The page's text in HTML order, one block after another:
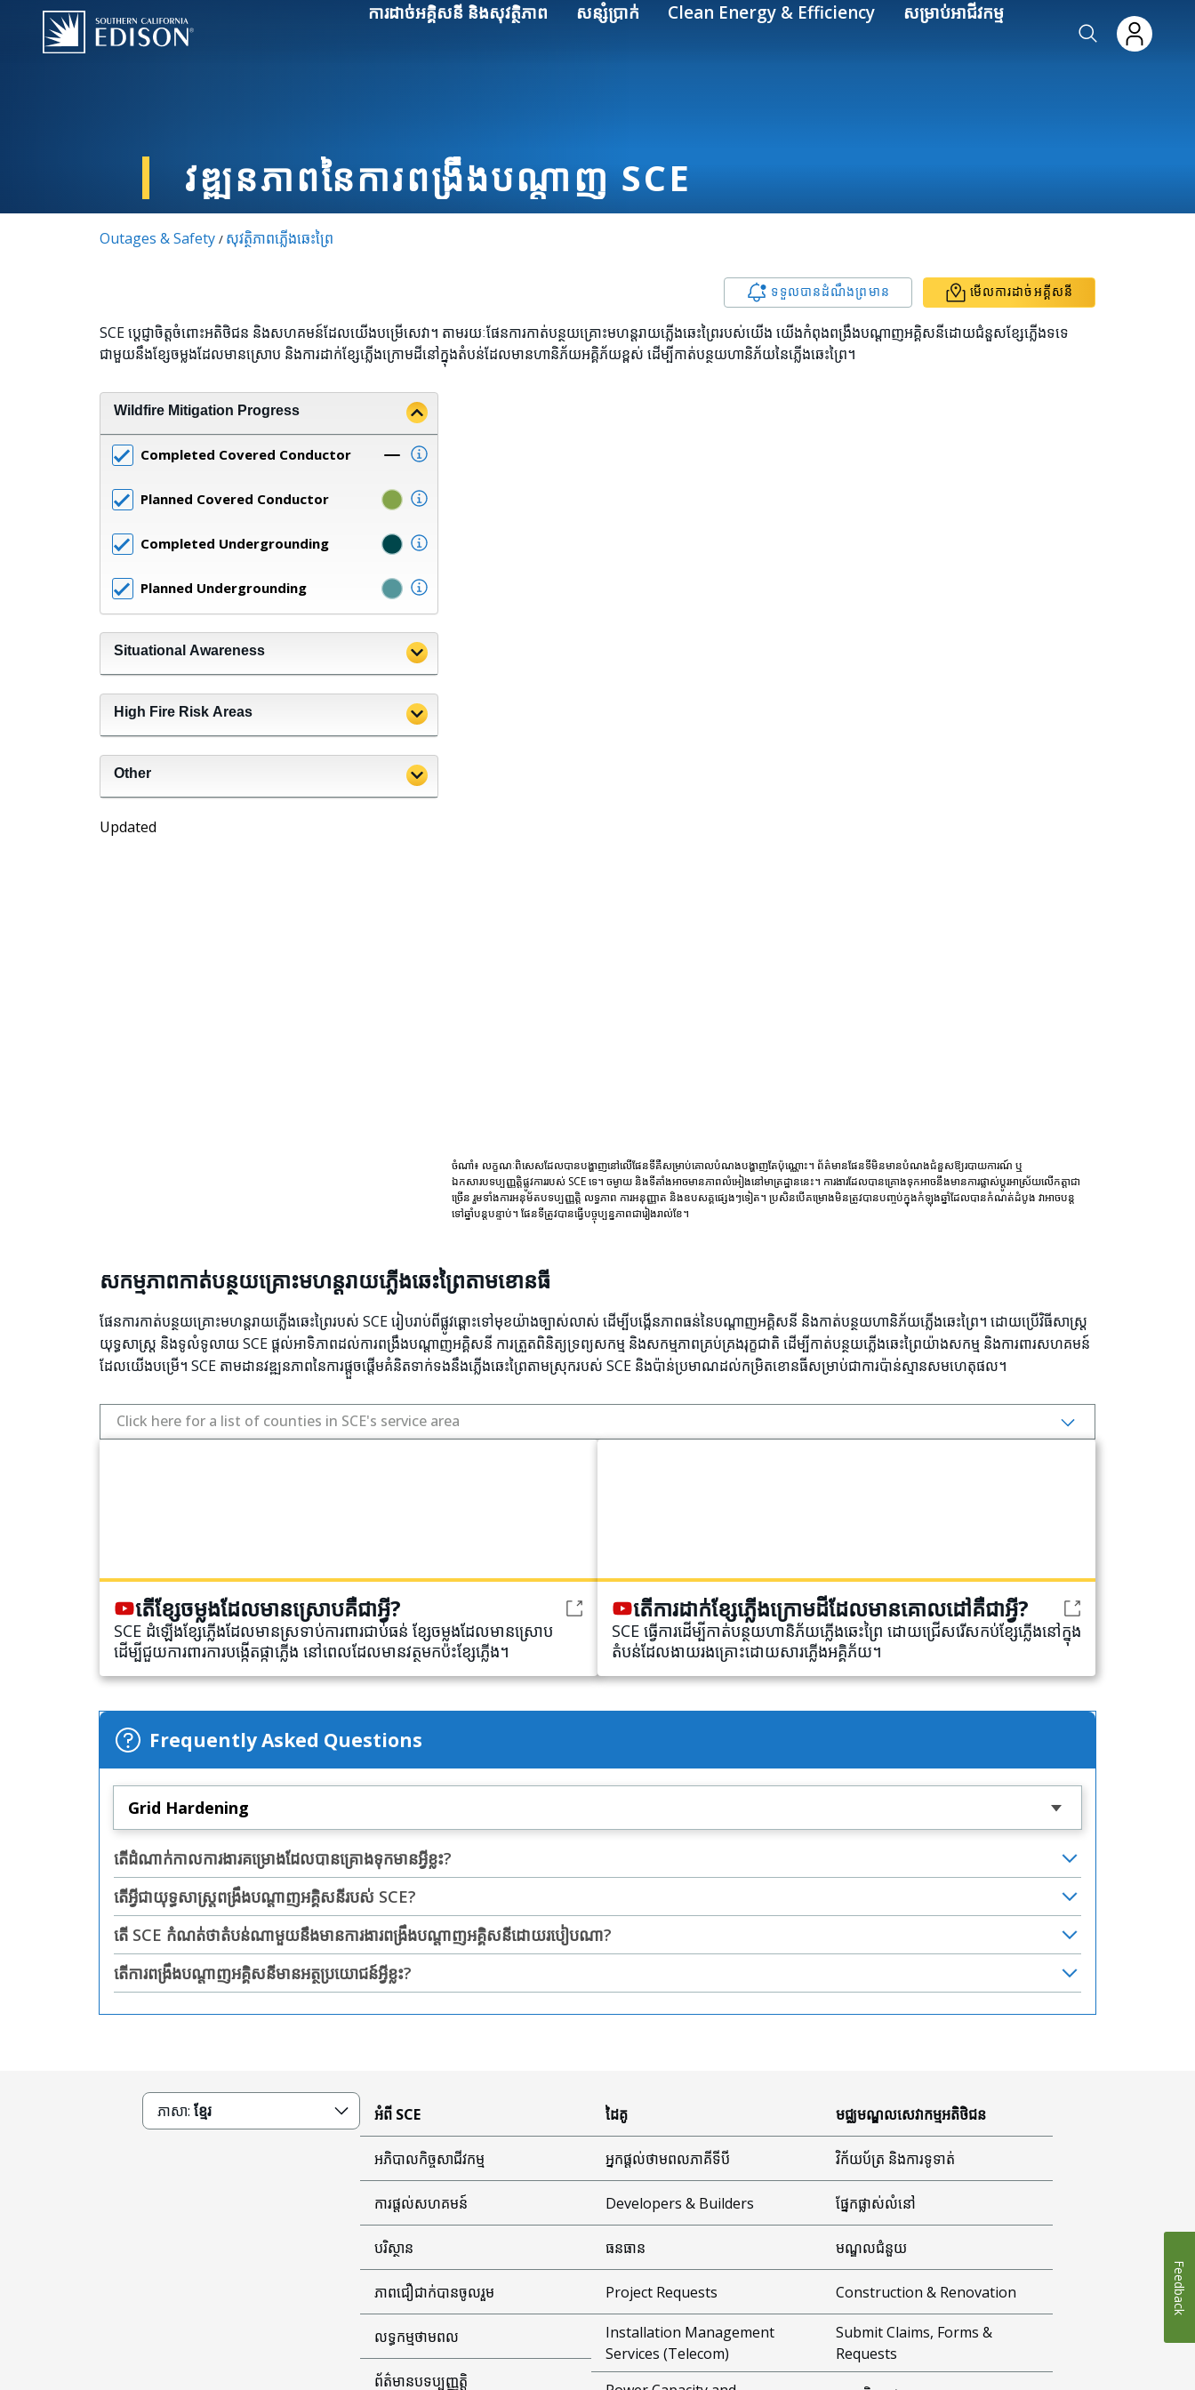
Skip to main content ការដាច់អគ្គិសនី និងសុវត្ថិភាព សន្សំប្រាក់ Clean Energy & Efficiency សម្រាប់អាជីវកម្ម
វឌ្ឍនភាពនៃការពង្រឹងបណ្តាញ SCE
Outages & Safety / សុវត្ថិភាពភ្លើងឆេះព្រៃ
SCE ប្តេជ្ញាចិត្តចំពោះអតិថិជន និងសហគមន៍ដែលយើងបម្រើសេវា។ តាមរយៈផែនការកាត់បន្ថយគ្រោះមហន្តរាយភ្លើងឆេះព្រៃរបស់យើង យើងកំពុងពង្រឹងបណ្តាញអគ្គិសនីដោយជំនួសខ្សែភ្លើងទទេ
ជាមួយនឹងខ្សែចម្លងដែលមានស្រោប និងការដាក់ខ្សែភ្លើងក្រោមដីនៅក្នុងតំបន់ដែលមានហានិភ័យអគ្គិភ័យខ្ពស់ ដើម្បីកាត់បន្ថយហានិភ័យនៃភ្លើងឆេះព្រៃ។
ទទួលបានដំណឹងព្រមាន មើលការដាច់អគ្គីសនី
Wildfire Mitigation Progress
Completed Covered Conductor
Planned Covered Conductor
Completed Undergrounding
Planned Undergrounding
Situational Awareness
High Fire Risk Areas
Other
Updated
ចំណាំ៖ លក្ខណៈពិសេសដែលបានបង្ហាញនៅលើផែនទីគឺសម្រាប់គោលបំណងបង្ហាញតែប៉ុណ្ណោះ។ ព័ត៌មានផែនទីមិនមានបំណងជំនួសឱ្យរបាយការណ៍ ឬ
ឯកសារបទប្បញ្ញត្តិផ្លូវការរបស់ SCE ទេ។ ចម្ងាយ និងទីតាំងអាចមានភាពលំអៀងនៅមាត្រដ្ឋាននេះ។ ការងារដែលបានគ្រោងទុកអាចនឹងមានការផ្លាស់ប្តូរអាស្រ័យលើកត្តាជា
ច្រើន រួមទាំងការអនុម័តបទប្បញ្ញត្តិ លទ្ធភាព ការអនុញ្ញាត និងឧបសគ្គផ្សេងៗទៀត។ ប្រសិនបើគម្រោងមិនត្រូវបានបញ្ចប់ក្នុងកំឡុងឆ្នាំដែលបានកំណត់ដំបូង វាអាចបន្ត
ទៅឆ្នាំបន្តបន្ទាប់។ ផែនទីត្រូវបានធ្វើបច្ចុប្បន្នភាពជារៀងរាល់ខែ។
សកម្មភាពកាត់បន្ថយគ្រោះមហន្តរាយភ្លើងឆេះព្រៃតាមខោនធី
ផែនការកាត់បន្ថយគ្រោះមហន្តរាយភ្លើងឆេះព្រៃរបស់ SCE រៀបរាប់ពីផ្លូវឆ្ពោះទៅមុខយ៉ាងច្បាស់លាស់ ដើម្បីបង្កើនភាពធន់នៃបណ្តាញអគ្គិសនី និងកាត់បន្ថយហានិភ័យភ្លើងឆេះព្រៃ។ ដោយប្រើវិធីសាស្រ្ត
យុទ្ធសាស្ត្រ និងទូលំទូលាយ SCE ផ្តល់អាទិភាពដល់ការពង្រឹងបណ្តាញអគ្គិសនី ការត្រួតពិនិត្យទ្រព្យសកម្ម និងសកម្មភាពគ្រប់គ្រងរុក្ខជាតិ ដើម្បីកាត់បន្ថយភ្លើងឆេះព្រៃយ៉ាងសកម្ម និងការពារសហគមន៍
ដែលយើងបម្រើ។ SCE តាមដានវឌ្ឍនភាពនៃការផ្តួចផ្តើមគំនិតទាក់ទងនឹងភ្លើងឆេះព្រៃតាមស្រុករបស់ SCE និងប៉ាន់ប្រមាណដល់កម្រិតខោនធីសម្រាប់ជាការប៉ាន់ស្មានសមហេតុផល។
Click here for a list of counties in SCE's service area
តើខ្សែចម្លងដែលមានស្រោបគឺជាអ្វី?
SCE ដំឡើងខ្សែភ្លើងដែលមានស្រទាប់ការពារជាប់ធន់ ខ្សែចម្លងដែលមានស្រោប
ដើម្បីជួយការពារការបង្កើតផ្កាភ្លើង នៅពេលដែលមានវត្ថុមកប៉ះខ្សែភ្លើង។
តើការដាក់ខ្សែភ្លើងក្រោមដីដែលមានគោលដៅគឺជាអ្វី?
SCE ធ្វើការដើម្បីកាត់បន្ថយហានិភ័យភ្លើងឆេះព្រៃ ដោយជ្រើសរើសកប់ខ្សែភ្លើងនៅក្នុង
តំបន់ដែលងាយរងគ្រោះដោយសារភ្លើងអគ្គិភ័យ។
Frequently Asked Questions
Grid Hardening
តើដំណាក់កាលការងារគម្រោងដែលបានគ្រោងទុកមានអ្វីខ្លះ?
តើអ្វីជាយុទ្ធសាស្ត្រពង្រឹងបណ្តាញអគ្គិសនីរបស់ SCE?
តើ SCE កំណត់ថាតំបន់ណាមួយនឹងមានការងារពង្រឹងបណ្តាញអគ្គិសនីដោយរបៀបណា?
តើការពង្រឹងបណ្តាញអគ្គិសនីមានអត្ថប្រយោជន៍អ្វីខ្លះ?
ភាសា: ខ្មែរ អំពី SCE
អភិបាលកិច្ចសាជីវកម្ម
ការផ្តល់សហគមន៍
បរិស្ថាន
ភាពជឿជាក់បានចូលរួម
លទ្ធកម្មថាមពល
ព័ត៌មានបទប្បញ្ញត្តិ
ដៃគូ
អ្នកផ្តល់ថាមពលភាគីទីបី
Developers & Builders
ធនធាន
Project Requests
Installation Management
Services (Telecom)
មជ្ឈមណ្ឌលសេវាកម្មអតិថិជន
វិក័យប័ត្រ និងការទូទាត់
ផ្នែកផ្លាស់លំនៅ
មណ្ឌលជំនួយ
Construction & Renovation
Submit Claims, Forms &
Requests
Feedback